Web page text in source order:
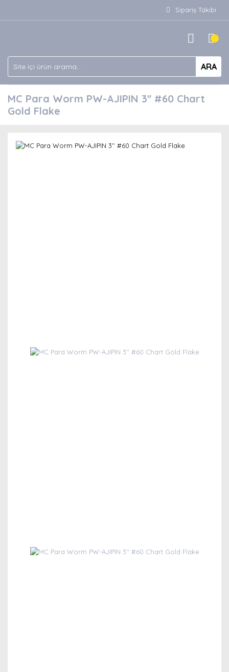
Sipariş Takibi
ARA
MC Para Worm PW-AJIPIN 3'' #60 Chart
Gold Flake